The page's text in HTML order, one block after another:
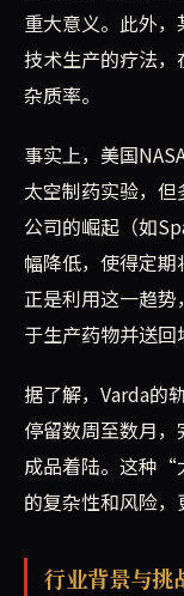
重大意义。此外
技术生产的疗法
杂质率。
事实上，美国
太空制药实验，
公司的崛起（如
幅降低，使得定
正是利用这一趋
于生产药物并送回
据了解，Varda的
停留数周至数月
成品着陆。这种“
的复杂性和风险，
行业背景与挑